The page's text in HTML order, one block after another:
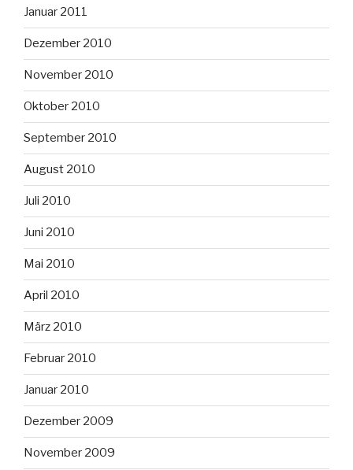
Januar 2011
Dezember 2010
November 2010
Oktober 2010
September 2010
August 2010
Juli 2010
Juni 2010
Mai 2010
April 2010
März 2010
Februar 2010
Januar 2010
Dezember 2009
November 2009